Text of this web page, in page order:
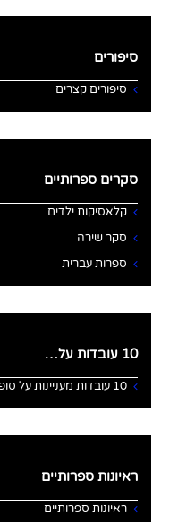
סיפורים
סיפורים קצרים
סקרים ספרותיים
קלאסיקות ילדים
סקר שירה
ספרות עברית
10 עובדות על…
10 עובדות מעניינות על סופרים מפורסמים
ראיונות ספרותיים
ראיונות ספרותיים